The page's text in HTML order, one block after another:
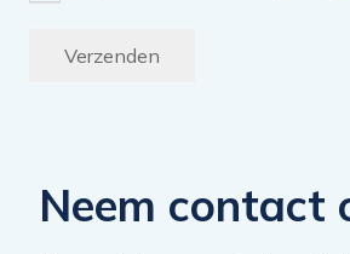
Verzenden
Neem contact